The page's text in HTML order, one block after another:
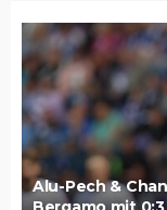
Alu-Pech &